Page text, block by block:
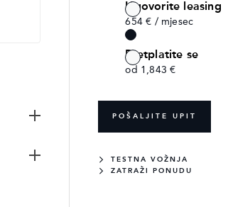
Ugovorite leasing
654 € / mjesec
Pretplatite se
od 1,843 €
POŠALJITE UPIT
TESTNA VOŽNJA
ZATRAŽI PONUDU